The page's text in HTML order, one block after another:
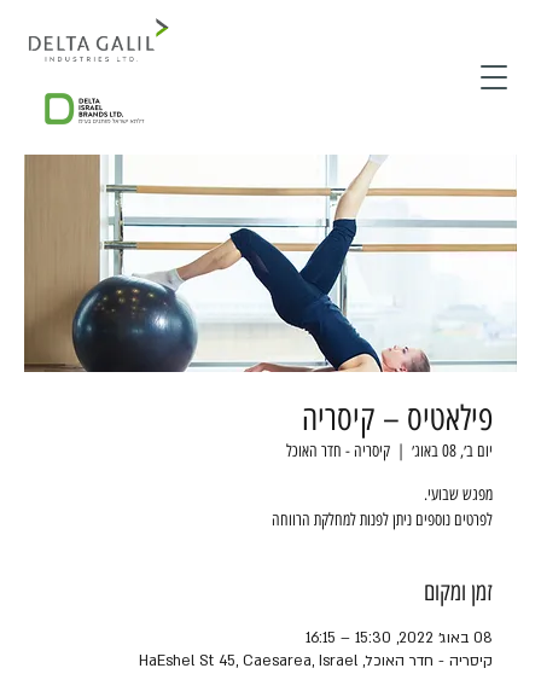
פילאטיס – קיסריה
יום ב׳, 08 באוג׳
  |
קיסריה - חדר האוכל
לפרטים נוספים ניתן לפנות למחלקת הרווחה
זמן ומקום
08 באוג׳ 2022, 15:30 – 16:15
קיסריה - חדר האוכל, HaEshel St 45, Caesarea, Israel